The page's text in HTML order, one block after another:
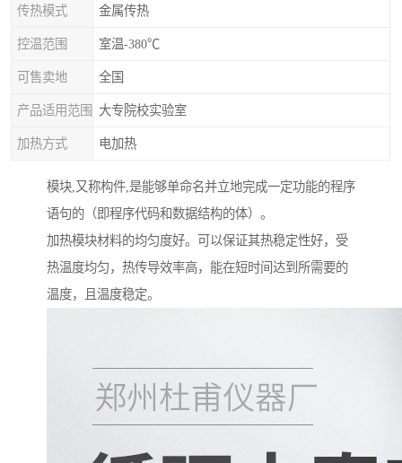
传热模式 金属传热
控温范围 室温-380℃
可售卖地 全国
产品适用范围 大专院校实验室
加热方式 电加热
模块,又称构件,是能够单命名并立地完成一定功能的程序
语句的（即程序代码和数据结构的体）。
加热模块材料的均匀度好。可以保证其热稳定性好，受
热温度均匀，热传导效率高，能在短时间达到所需要的
温度，且温度稳定。